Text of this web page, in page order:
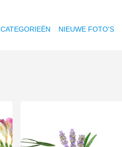
CATEGORIEËN NIEUWE FOTO'S